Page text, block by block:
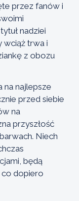
przez fanów i
nadziei
wciąż trwa i
z obozu
na najlepsze
przed siebie
na
przyszłość
Niech
będą
co dopiero